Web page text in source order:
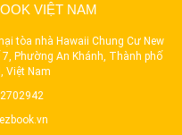
VIỆT NAM
tòa nhà Hawaii Chung Cư New
Phường An Khánh, Thành phố
Việt Nam